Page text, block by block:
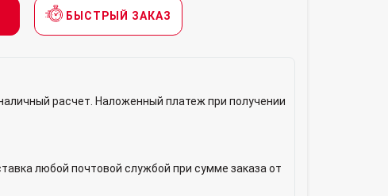
БЫСТРЫЙ ЗАКАЗ
расчет. Наложенный платеж при получении
любой почтовой службой при сумме заказа от